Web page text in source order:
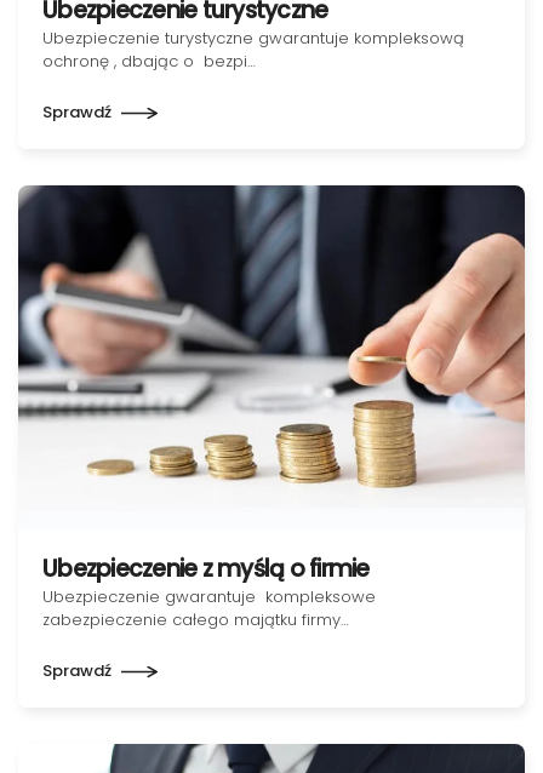
Ubezpieczenie turystyczne
Ubezpieczenie turystyczne gwarantuje kompleksową
ochronę , dbając o bezpi…
Sprawdź
Ubezpieczenie z myślą o firmie
Ubezpieczenie gwarantuje kompleksowe
zabezpieczenie całego majątku firmy…
Sprawdź